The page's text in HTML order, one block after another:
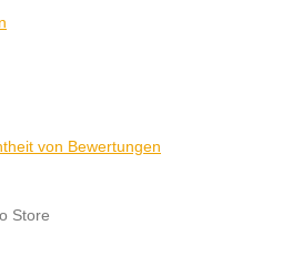
von Bewertungen
Store